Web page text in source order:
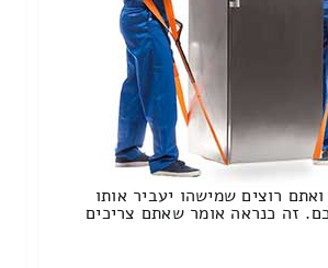
רוצים שמישהו יעביר אותו
זה כנראה אומר שאתם צריכים